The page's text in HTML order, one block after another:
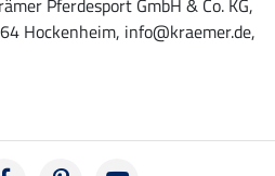
Hockenheim, info@kraemer.de,